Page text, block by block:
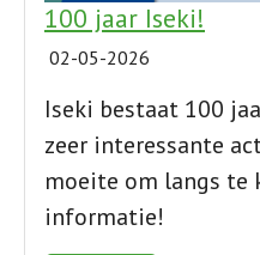
100 jaar Iseki!
02-05-2026
Iseki bestaat 100
zeer interessante
moeite om langs te
informatie!